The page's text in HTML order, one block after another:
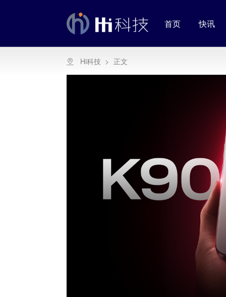
首页 快讯
Hi科技 > 正文